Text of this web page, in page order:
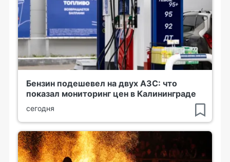
Бензин подешевел на двух АЗС: что
показал мониторинг цен в Калининграде
сегодня